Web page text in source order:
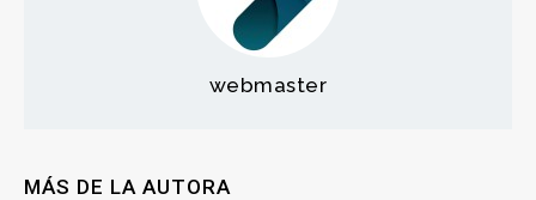
webmaster
MÁS DE LA AUTORA